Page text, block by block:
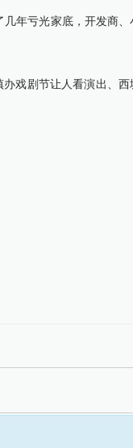
年亏光家底，开发商、
戏剧节让人看演出、西